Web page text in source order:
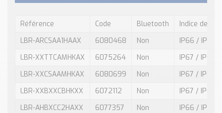
Référence Code Bluetooth
Indice de
LBR-ARCSAA1HAAX
6080468 Non
IP66 / IP68
LBR-XXTTCAMHKAX
6075264 Non
IP67 / IP67
LBR-XXCSAAMHKAX
6080699 Non
IP67 / IP67
LBR-XXBXXCBHKXX
6072112 Non
IP67 / IP67
LBR-AHBXCC2HAXX
6077357 Non
IP66 / IP68